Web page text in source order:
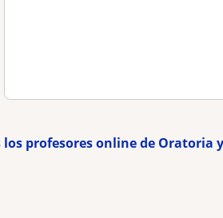
los profesores online de Oratoria